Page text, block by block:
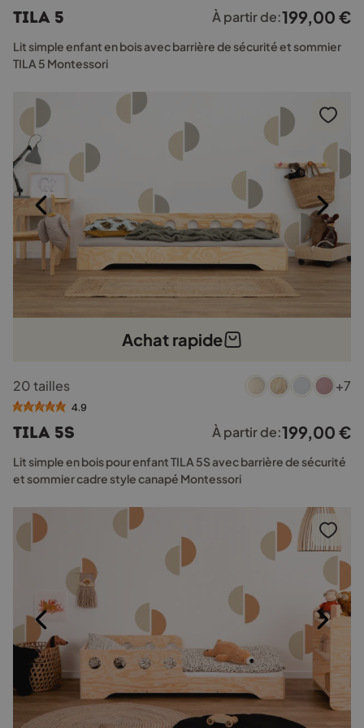
variations.
Les
options
choisies
sur
page
du
produit
TILA 5 À partir de:199,00 €
Lit simple enfant en bois avec barrière de sécurité et sommier
TILA 5 Montessori
Achat rapide
produit
a
variations.
Les
options
peuvent
être
choisies
sur
produit
20 tailles +7
4.9
TILA 5S À partir de:199,00 €
Lit simple en bois pour enfant TILA 5S avec barrière de sécurité
et sommier cadre style canapé Montessori